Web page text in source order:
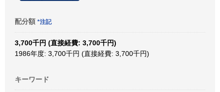
配分額 *注記
3,700千円 (直接経費: 3,700千円)
1986年度: 3,700千円 (直接経費: 3,700千円)
キーワード